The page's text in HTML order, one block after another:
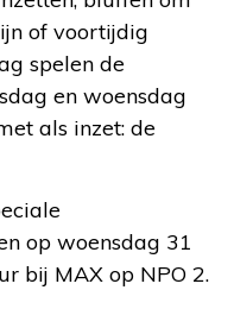
of voortijdig
spelen de
en woensdag
als inzet: de
op woensdag 31
bij MAX op NPO 2.